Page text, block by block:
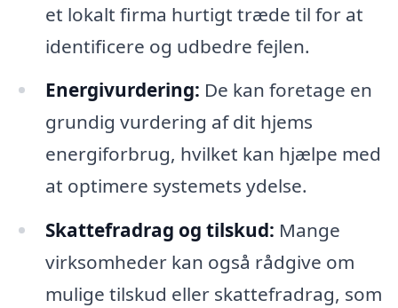
et lokalt firma hurtigt træde til for at
identificere og udbedre fejlen.
Energivurdering: De kan foretage en
grundig vurdering af dit hjems
energiforbrug, hvilket kan hjælpe med
at optimere systemets ydelse.
Skattefradrag og tilskud: Mange
virksomheder kan også rådgive om
mulige tilskud eller skattefradrag, som